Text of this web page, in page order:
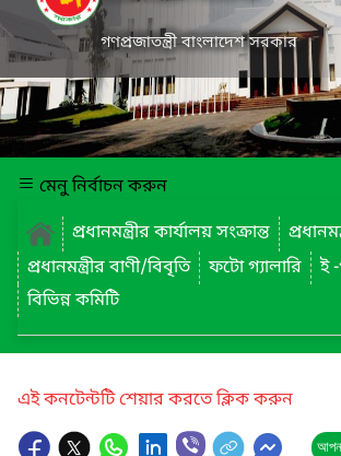
গণপ্রজাতন্ত্রী বাংলাদেশ সরকার
মেনু নির্বাচন করুন
প্রধানমন্ত্রীর কার্যালয় সংক্রান্ত
প্রধানমন্ত্রীর বাণী/বিবৃতি
ফটো গ্যালারি
ই
বিভিন্ন কমিটি
এই কনটেন্টটি শেয়ার করতে ক্লিক করুন